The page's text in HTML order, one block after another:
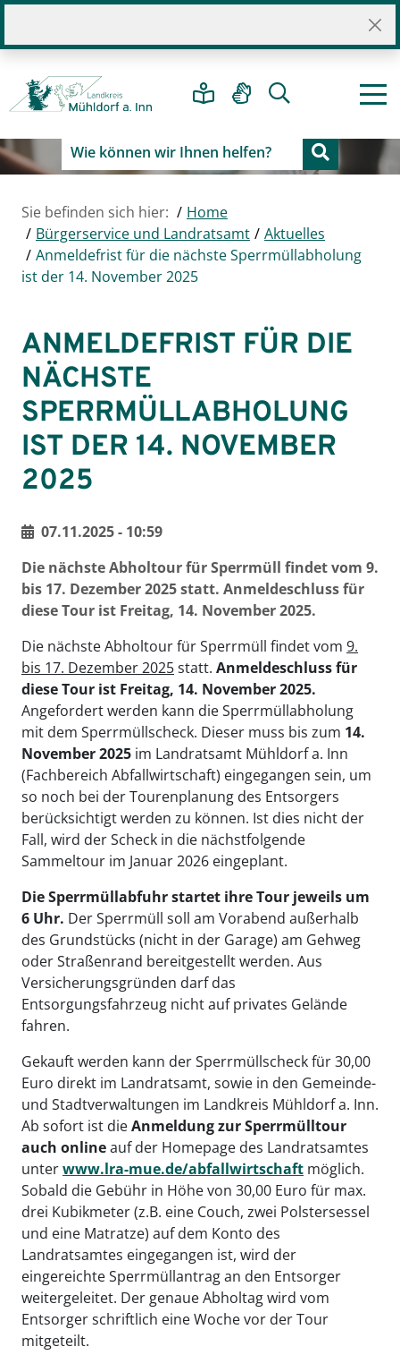
Sie befinden sich hier:
Home
Bürgerservice und Landratsamt
Aktuelles
Anmeldefrist für die nächste Sperrmüllabholung
ist der 14. November 2025
ANMELDEFRIST FÜR DIE
NÄCHSTE
SPERRMÜLLABHOLUNG
IST DER 14. NOVEMBER
2025
07.11.2025 - 10:59
Die nächste Abholtour für Sperrmüll findet vom 9.
bis 17. Dezember 2025 statt. Anmeldeschluss für
diese Tour ist Freitag, 14. November 2025.
Die nächste Abholtour für Sperrmüll findet vom 9.
bis 17. Dezember 2025statt. Anmeldeschluss für
diese Tour ist Freitag, 14. November 2025.
Angefordert werden kann die Sperrmüllabholung
mit dem Sperrmüllscheck. Dieser muss bis zum 14.
November 2025 im Landratsamt Mühldorf a. Inn
(Fachbereich Abfallwirtschaft) eingegangen sein, um
so noch bei der Tourenplanung des Entsorgers
berücksichtigt werden zu können. Ist dies nicht der
Fall, wird der Scheck in die nächstfolgende
Sammeltour im Januar 2026 eingeplant.
Die Sperrmüllabfuhr startet ihre Tour jeweils um
6 Uhr. Der Sperrmüll soll am Vorabend außerhalb
des Grundstücks (nicht in der Garage) am Gehweg
oder Straßenrand bereitgestellt werden. Aus
Versicherungsgründen darf das
Entsorgungsfahrzeug nicht auf privates Gelände
fahren.
Gekauft werden kann der Sperrmüllscheck für 30,00
Euro direkt im Landratsamt, sowie in den Gemeinde-
und Stadtverwaltungen im Landkreis Mühldorf a. Inn.
Ab sofort ist dieAnmeldung zur Sperrmülltour
auch onlineauf der Homepage des Landratsamtes
unterwww.lra-mue.de/abfallwirtschaft möglich.
Sobald die Gebühr in Höhe von 30,00 Euro für max.
drei Kubikmeter (z.B. eine Couch, zwei Polstersessel
und eine Matratze) auf dem Konto des
Landratsamtes eingegangen ist, wird der
eingereichte Sperrmüllantrag an den Entsorger
weitergeleitet. Der genaue Abholtag wird vom
Entsorger schriftlich eine Woche vor der Tour
mitgeteilt.